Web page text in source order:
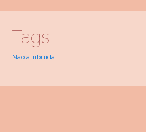
Tags
Não atribuída